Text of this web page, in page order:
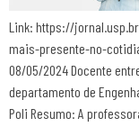
Link: https://
mais-presente-no-
08/05/2024 Docente
departamento de
Poli Resumo: A